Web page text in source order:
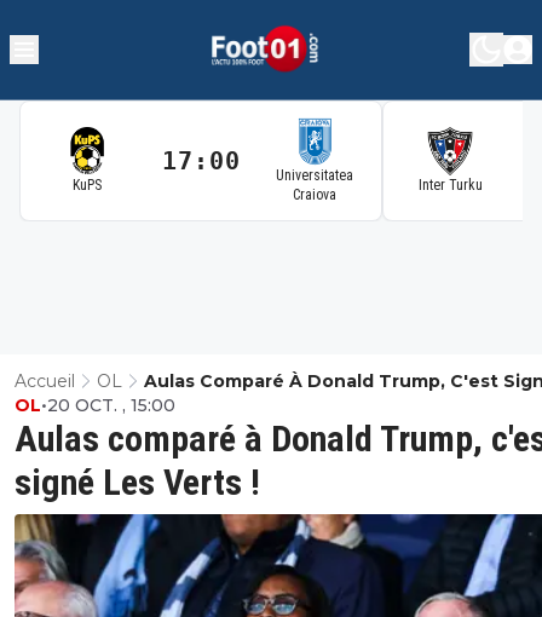
KuPS
17:00
Universitatea
Craiova
Inter Turku
Accueil OL
Aulas Comparé À Donald Trump, C'est
Verts !
Aulas comparé à Donald Trump,
signé Les Verts !
OL•20 OCT. , 15:00